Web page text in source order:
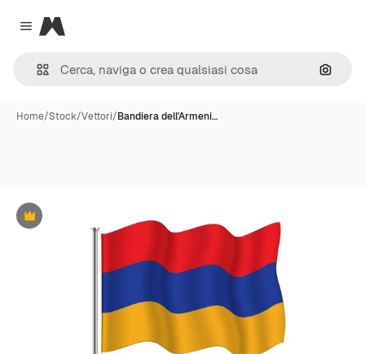
Close menu
Magnific
Cerca
Home/Stock/Vettori/Bandiera dell'Armeni…
Premium